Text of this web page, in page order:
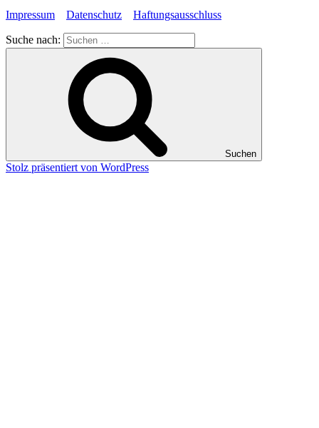
Impressum Datenschutz Haftungsausschluss
Suche nach:
Suchen
Stolz präsentiert von WordPress